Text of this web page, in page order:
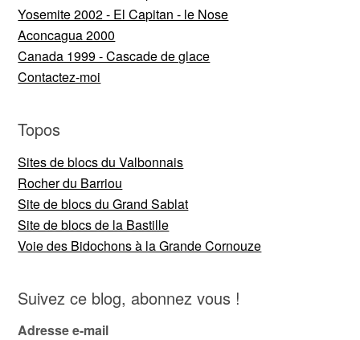
Yosemite 2002 - El Capitan - le Nose
Aconcagua 2000
Canada 1999 - Cascade de glace
Contactez-moi
Topos
Sites de blocs du Valbonnais
Rocher du Barriou
Site de blocs du Grand Sablat
Site de blocs de la Bastille
Voie des Bidochons à la Grande Cornouze
Suivez ce blog, abonnez vous !
Adresse e-mail